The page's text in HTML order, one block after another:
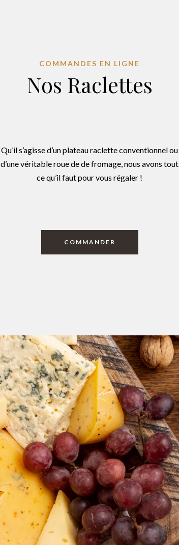
COMMANDES EN LIGNE
Nos Raclettes
Qu’il s’agisse d’un plateau raclette conventionnel ou
d’une véritable roue de de fromage, nous avons tout
ce qu’il faut pour vous régaler !
COMMANDER